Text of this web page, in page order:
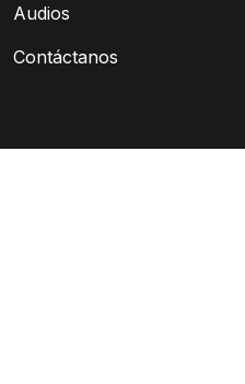
Audios
Contáctanos